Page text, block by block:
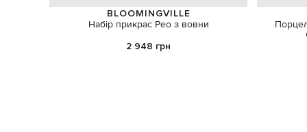
BLOOMINGVILLE
Набір прикрас Peo з вовни
2 948 грн